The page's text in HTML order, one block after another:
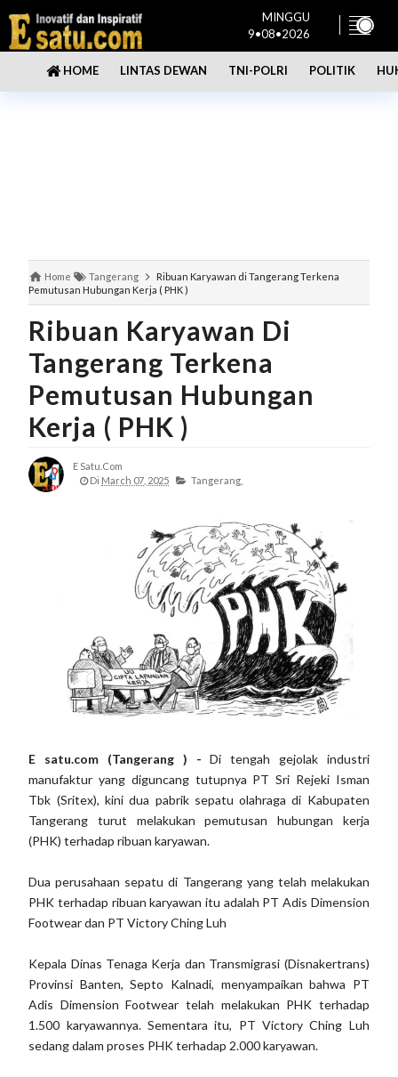
MINGGU
9•08•2026
HOME LINTAS DEWAN TNI-POLRI POLITIK
Home Tangerang
Ribuan Karyawan di Tangerang Terkena
Pemutusan Hubungan Kerja ( PHK )
Ribuan Karyawan Di
Tangerang Terkena
Pemutusan Hubungan
Kerja ( PHK )
E Satu.com
Di March 07, 2025 Tangerang,
E satu.com (Tangerang ) -Di tengah gejolak industri
manufaktur yang diguncang tutupnya PT Sri Rejeki Isman
Tbk (Sritex), kini dua pabrik sepatu olahraga di Kabupaten
Tangerang turut melakukan pemutusan hubungan kerja
(PHK) terhadap ribuan karyawan.
Dua perusahaan sepatu di Tangerang yang telah melakukan
PHK terhadap ribuan karyawan itu adalah PT Adis Dimension
Footwear dan PT Victory Ching Luh
Kepala Dinas Tenaga Kerja dan Transmigrasi (Disnakertrans)
Provinsi Banten, Septo Kalnadi, menyampaikan bahwa PT
Adis Dimension Footwear telah melakukan PHK terhadap
1.500 karyawannya. Sementara itu, PT Victory Ching Luh
sedang dalam proses PHK terhadap 2.000 karyawan.